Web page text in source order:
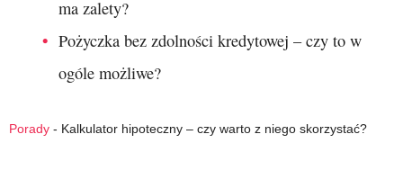
ma zalety?
Pożyczka bez zdolności kredytowej – czy to w
ogóle możliwe?
Porady - Kalkulator hipoteczny – czy warto z niego skorzystać?